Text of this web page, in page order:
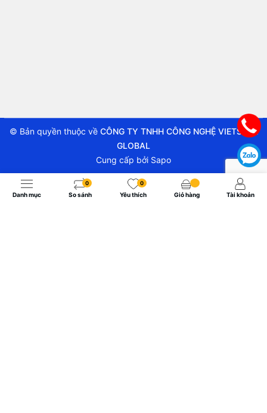
© Bản quyền thuộc về CÔNG TY TNHH CÔNG NGHỆ VIETSTAR
GLOBAL
Cung cấp bởi Sapo
Danh mục
0
So sánh
0
Yêu thích Giỏ hàng Tài khoản